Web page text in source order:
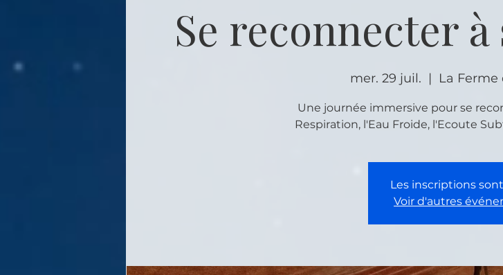
Se reconnecter
mer. 29 juil.
  |
La
Une journée immersive pour se
Respiration, l'Eau Froide, l'Ecoute
Les inscriptions
Voir d'autres